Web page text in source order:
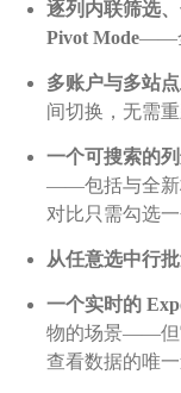
逐列内联筛选
Pivot Mode——
多账户与多站
间切换，无需
一个可搜索的
——包括与全新
对比只需勾选
从任意选中行
一个实时的
物的场景——但
查看数据的唯